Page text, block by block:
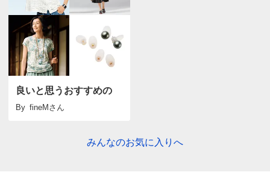
すべての口コミを見る
良いと思うおすすめの
By fineM さん
みんなのお気に入りへ